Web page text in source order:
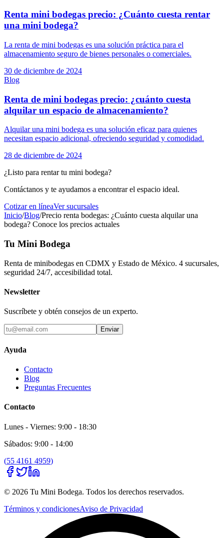
Renta mini bodegas precio: ¿Cuánto cuesta rentar
una mini bodega?
La renta de mini bodegas es una solución práctica para el
almacenamiento seguro de bienes personales o comerciales.
30 de diciembre de 2024
Blog
Renta de mini bodegas precio: ¿cuánto cuesta
alquilar un espacio de almacenamiento?
Alquilar una mini bodega es una solución eficaz para quienes
necesitan espacio adicional, ofreciendo seguridad y comodidad.
28 de diciembre de 2024
¿Listo para rentar tu mini bodega?
Contáctanos y te ayudamos a encontrar el espacio ideal.
Cotizar en líneaVer sucursales
Inicio/Blog/Precio renta bodegas: ¿Cuánto cuesta alquilar una
bodega? Conoce los precios actuales
Tu Mini Bodega
Renta de minibodegas en CDMX y Estado de México. 4 sucursales,
seguridad 24/7, accesibilidad total.
Newsletter
Suscríbete y obtén consejos de un experto.
Enviar
Ayuda
Contacto
Blog
Preguntas Frecuentes
Contacto
Lunes - Viernes: 9:00 - 18:30
Sábados: 9:00 - 14:00
(55 4161 4959)
© 2026 Tu Mini Bodega. Todos los derechos reservados.
Términos y condicionesAviso de Privacidad